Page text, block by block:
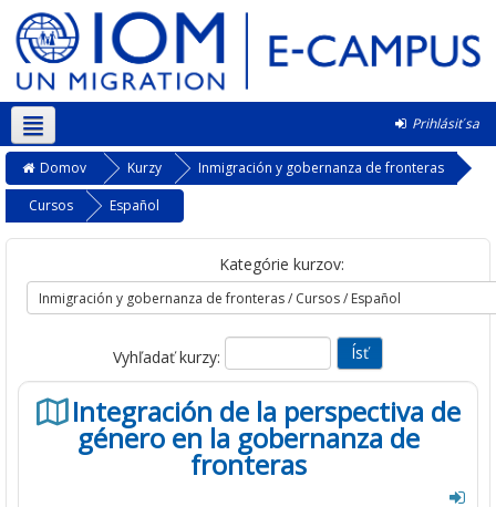
Prihlásiť sa
Slovenčina ‎(sk)‎
Domov Kurzy
Inmigración y gobernanza de fronteras
Cursos
Español
Kategórie kurzov:
Vyhľadať kurzy:
Integración de la perspectiva de
género en la gobernanza de
fronteras